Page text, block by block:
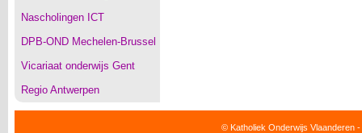
Nascholingen ICT
DPB-OND Mechelen-Brussel
Vicariaat onderwijs Gent
Regio Antwerpen
© Katholiek Onderwijs Vlaanderen